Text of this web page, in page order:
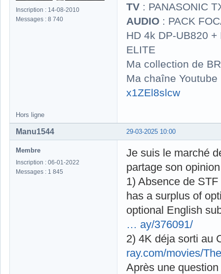
Inscription : 14-08-2010
Messages : 8 740
TV : PANASONIC
AUDIO : PACK
HD 4k DP-UB820
ELITE
Ma collection de
Ma chaîne
x1ZEl8slcw
Hors ligne
29-03-2025 10:00
Manu1544
Membre
Inscription : 06-01-2022
Messages : 1 845
Je suis le marché
partage son
1) Absence de
has a surplus of
optional English
… ay/376091/
2) 4K déja sorti au
ray.com/movies/
Après une